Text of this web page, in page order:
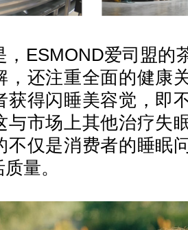
ESMOND爱司盟的
，还注重全面的健康
获得闪睡美容觉，即
与市场上其他治疗失
不仅是消费者的睡眠
量。